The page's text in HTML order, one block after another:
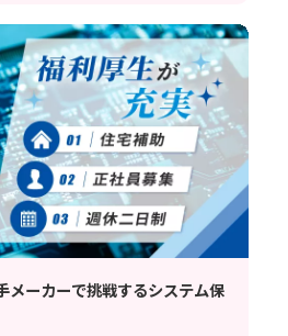
ーカーで挑戦するシステム保